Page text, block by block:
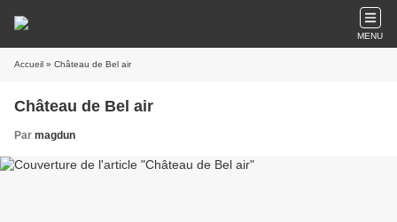
MENU
Accueil » Château de Bel air
Château de Bel air
Par magdun